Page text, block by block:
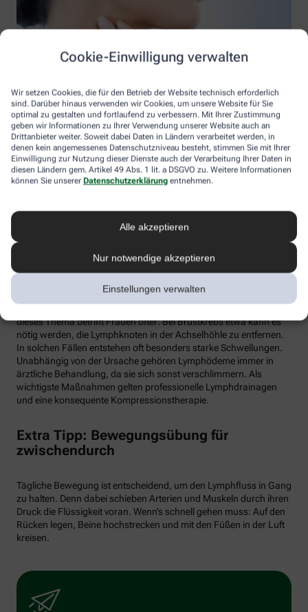
Cookie-Einwilligung verwalten
Wir setzen Cookies, die für den Betrieb der Website technisch erforderlich
sind. Darüber hinaus verwenden wir Cookies, um unsere Website für Sie
optimal zu gestalten und fortlaufend zu verbessern. Mit Ihrer Zustimmung
geben wir Informationen zu Ihrer Verwendung unserer Website auch an
Drittanbieter weiter. Soweit dabei Daten in Ländern verarbeitet werden, in
denen kein angemessenes Datenschutzniveau besteht, stimmen Sie mit Ihrer
Einwilligung zur Nutzung dieser Dienste auch der Verarbeitung Ihrer Daten in
diesen Ländern gem. Artikel 49 Abs. 1 lit. a DSGVO zu. Weitere Informationen
können Sie unserer Datenschutzerklärung entnehmen.
Alle akzeptieren
Nur notwendige akzeptieren
Einstellungen verwalten
iStock YakobchukOlena
Typisch Frau: Lymphstau
Bindegewebe besonders anfällig ist. Auch der geringere
Muskelanteil trägt dazu bei, weil weniger „anschiebender“ Druck
auf die Lymphbahnen wirkt. Wird der Lymphfluss im Organismus
Gewebe, es schwillt an. Meistens sind dafür verletzte
dieses Thema betrifft Frauen öfter: Bei Brustkrebs etwa kann es
nötig werden, die Lymphknoten in der Achselhöhle zu entfernen.
In solchen Fällen entstehen oft besonders starke Schwellungen.
Unabhängig von der Ursache gehören Lymphödeme immer in
ärztliche Behandlung, da sie sich sonst verschlimmern. Als
wichtigste Maßnahmen gelten professionelle Lymphdrainagen
und eine konsequente Kompressionstherapie.
Extra Tipp: Bewegungsübung für
zwischendurch
Tägliche Bewegung ist entscheidend, um den Lymphfluss in Gang
zu halten. Denn dabei schieben Arterien und Muskeln durch ihren
Druck die Flüssigkeit voran. Wenn’s schnell gehen muss: Auf den
Rücken legen, Beine hochstrecken und mit den Füßen in der Luft
kreisen.